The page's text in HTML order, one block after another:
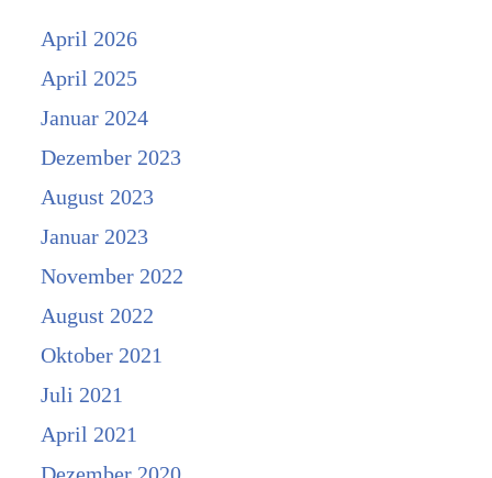
April 2026
April 2025
Januar 2024
Dezember 2023
August 2023
Januar 2023
November 2022
August 2022
Oktober 2021
Juli 2021
April 2021